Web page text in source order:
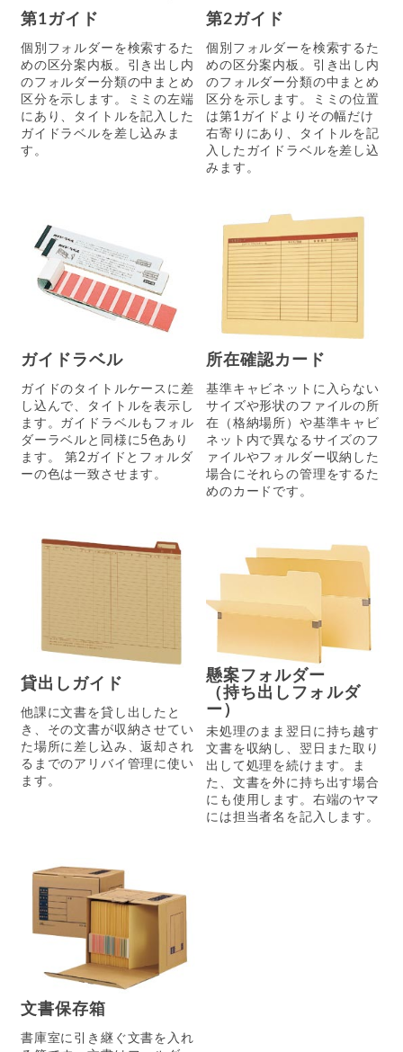
第1ガイド
個別フォルダーを検索するた
めの区分案内板。引き出し内
のフォルダー分類の中まとめ
区分を示します。ミミの左端
にあり、タイトルを記入した
ガイドラベルを差し込みま
す。
第2ガイド
個別フォルダーを検索するた
めの区分案内板。引き出し内
のフォルダー分類の中まとめ
区分を示します。ミミの位置
は第1ガイドよりその幅だけ
右寄りにあり、タイトルを記
入したガイドラベルを差し込
みます。
ガイドラベル
ガイドのタイトルケースに差
し込んで、タイトルを表示し
ます。ガイドラベルもフォル
ダーラベルと同様に5色あり
ます。 第2ガイドとフォルダ
ーの色は一致させます。
所在確認カード
基準キャビネットに入らない
サイズや形状のファイルの所
在（格納場所）や基準キャビ
ネット内で異なるサイズのフ
ァイルやフォルダー収納した
場合にそれらの管理をするた
めのカードです。
貸出しガイド
他課に文書を貸し出したと
き、その文書が収納させてい
た場所に差し込み、返却され
るまでのアリバイ管理に使い
ます。
懸案フォルダー
（持ち出しフォルダ
ー）
未処理のまま翌日に持ち越す
文書を収納し、翌日また取り
出して処理を続けます。ま
た、文書を外に持ち出す場合
にも使用します。右端のヤマ
には担当者名を記入します。
文書保存箱
書庫室に引き継ぐ文書を入れ